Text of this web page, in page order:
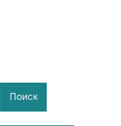
Поиск